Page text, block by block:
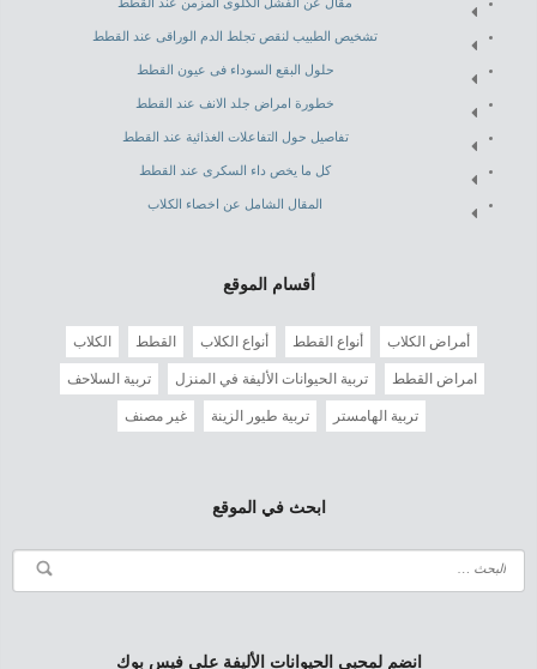
تشخيص الطبيب لنقص تجلط الدم الوراقى عند القطط
حلول البقع السوداء فى عيون القطط
خطورة امراض جلد الانف عند القطط
تفاصيل حول التفاعلات الغذائية عند القطط
كل ما يخص داء السكرى عند القطط
المقال الشامل عن اخصاء الكلاب
أقسام الموقع
أمراض الكلاب أنواع القطط أنواع الكلاب القطط الكلاب
امراض القطط تربية الحيوانات الأليفة في المنزل تربية السلاحف
تربية الهامستر تربية طيور الزينة غير مصنف
ابحث في الموقع
انضم لمحبي الحيوانات الأليفة على فيس بوك